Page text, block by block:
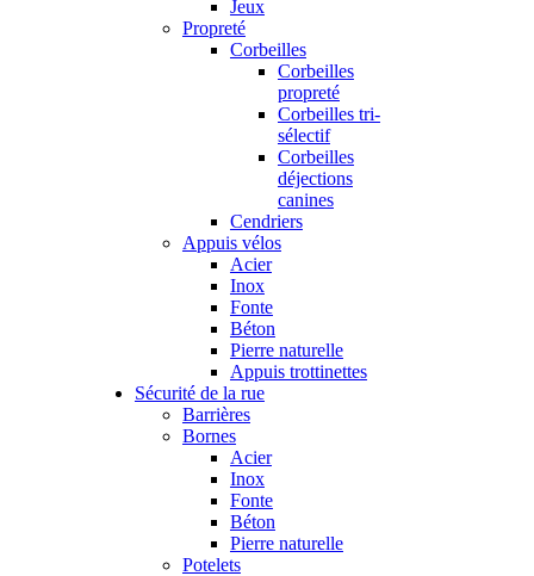
Jeux
Propreté
Corbeilles
Corbeilles
propreté
Corbeilles tri-
sélectif
Corbeilles
déjections
canines
Cendriers
Appuis vélos
Acier
Inox
Fonte
Béton
Pierre naturelle
Appuis trottinettes
Sécurité de la rue
Barrières
Bornes
Acier
Inox
Fonte
Béton
Pierre naturelle
Potelets